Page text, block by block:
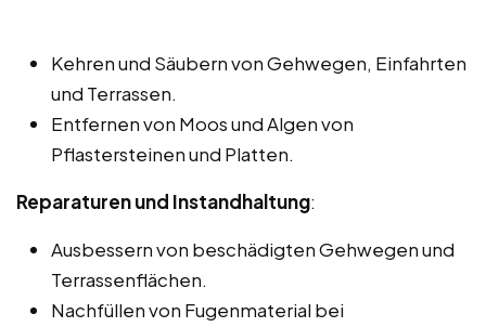
Kehren und Säubern von Gehwegen, Einfahrten
und Terrassen.
Entfernen von Moos und Algen von
Pflastersteinen und Platten.
Reparaturen und Instandhaltung:
Ausbessern von beschädigten Gehwegen und
Terrassenflächen.
Nachfüllen von Fugenmaterial bei